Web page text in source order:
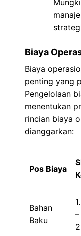
Biaya
Biaya
penting yang
Pengelolaan
menentukan
rincian biaya
dianggarkan:
Pos Biaya
Bahan
Baku
–